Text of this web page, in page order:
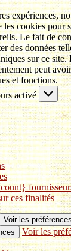
expériences,
les cookies pour
Le fait de
des données
sur ce site.
peut
et fonctions.
activé
ces finalités
Voir les préférences
Voir les